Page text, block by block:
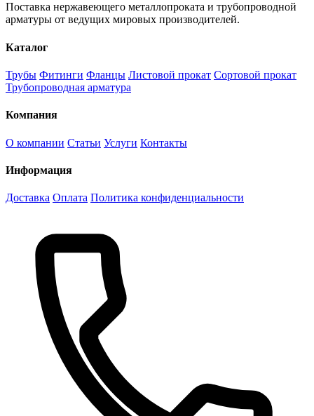
Поставка нержавеющего металлопроката и трубопроводной
арматуры от ведущих мировых производителей.
Каталог
Трубы Фитинги Фланцы Листовой прокат Сортовой прокат
Трубопроводная арматура
Компания
О компании Статьи Услуги Контакты
Информация
Доставка Оплата Политика конфиденциальности